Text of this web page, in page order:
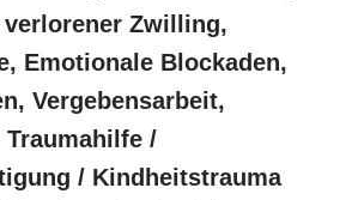
Zwilling,
Emotionale Blockaden,
Vergebensarbeit,
Traumahilfe /
/ Kindheitstrauma